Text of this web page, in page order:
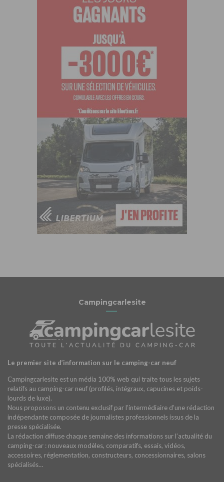
Campingcarlesite
Le premier site d’information sur le camping-car neuf
Campingcarlesite est un média 100% web qui traite tous les sujets
relatifs au camping-car neuf (profilés, intégraux, capucines et poids-
lourds de luxe).
Nous proposons un contenu exclusif par l’intermédiaire d’une rédaction
indépendante composée de journalistes professionnels issus de la
presse spécialisée.
La rédaction diffuse chaque semaine des informations sur l’actualité du
camping-car : nouveaux modèles, comparatifs, essais, vidéos,
accessoires, réglementation, constructeurs, concessionnaires, salons
spécialisés…